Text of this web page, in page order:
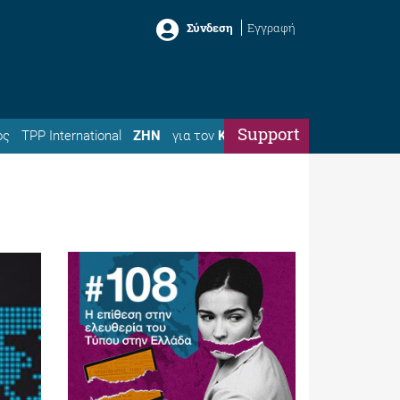
Σύνδεση Εγγραφή
TPP International ΖΗΝ για τον ΚώσταSupport